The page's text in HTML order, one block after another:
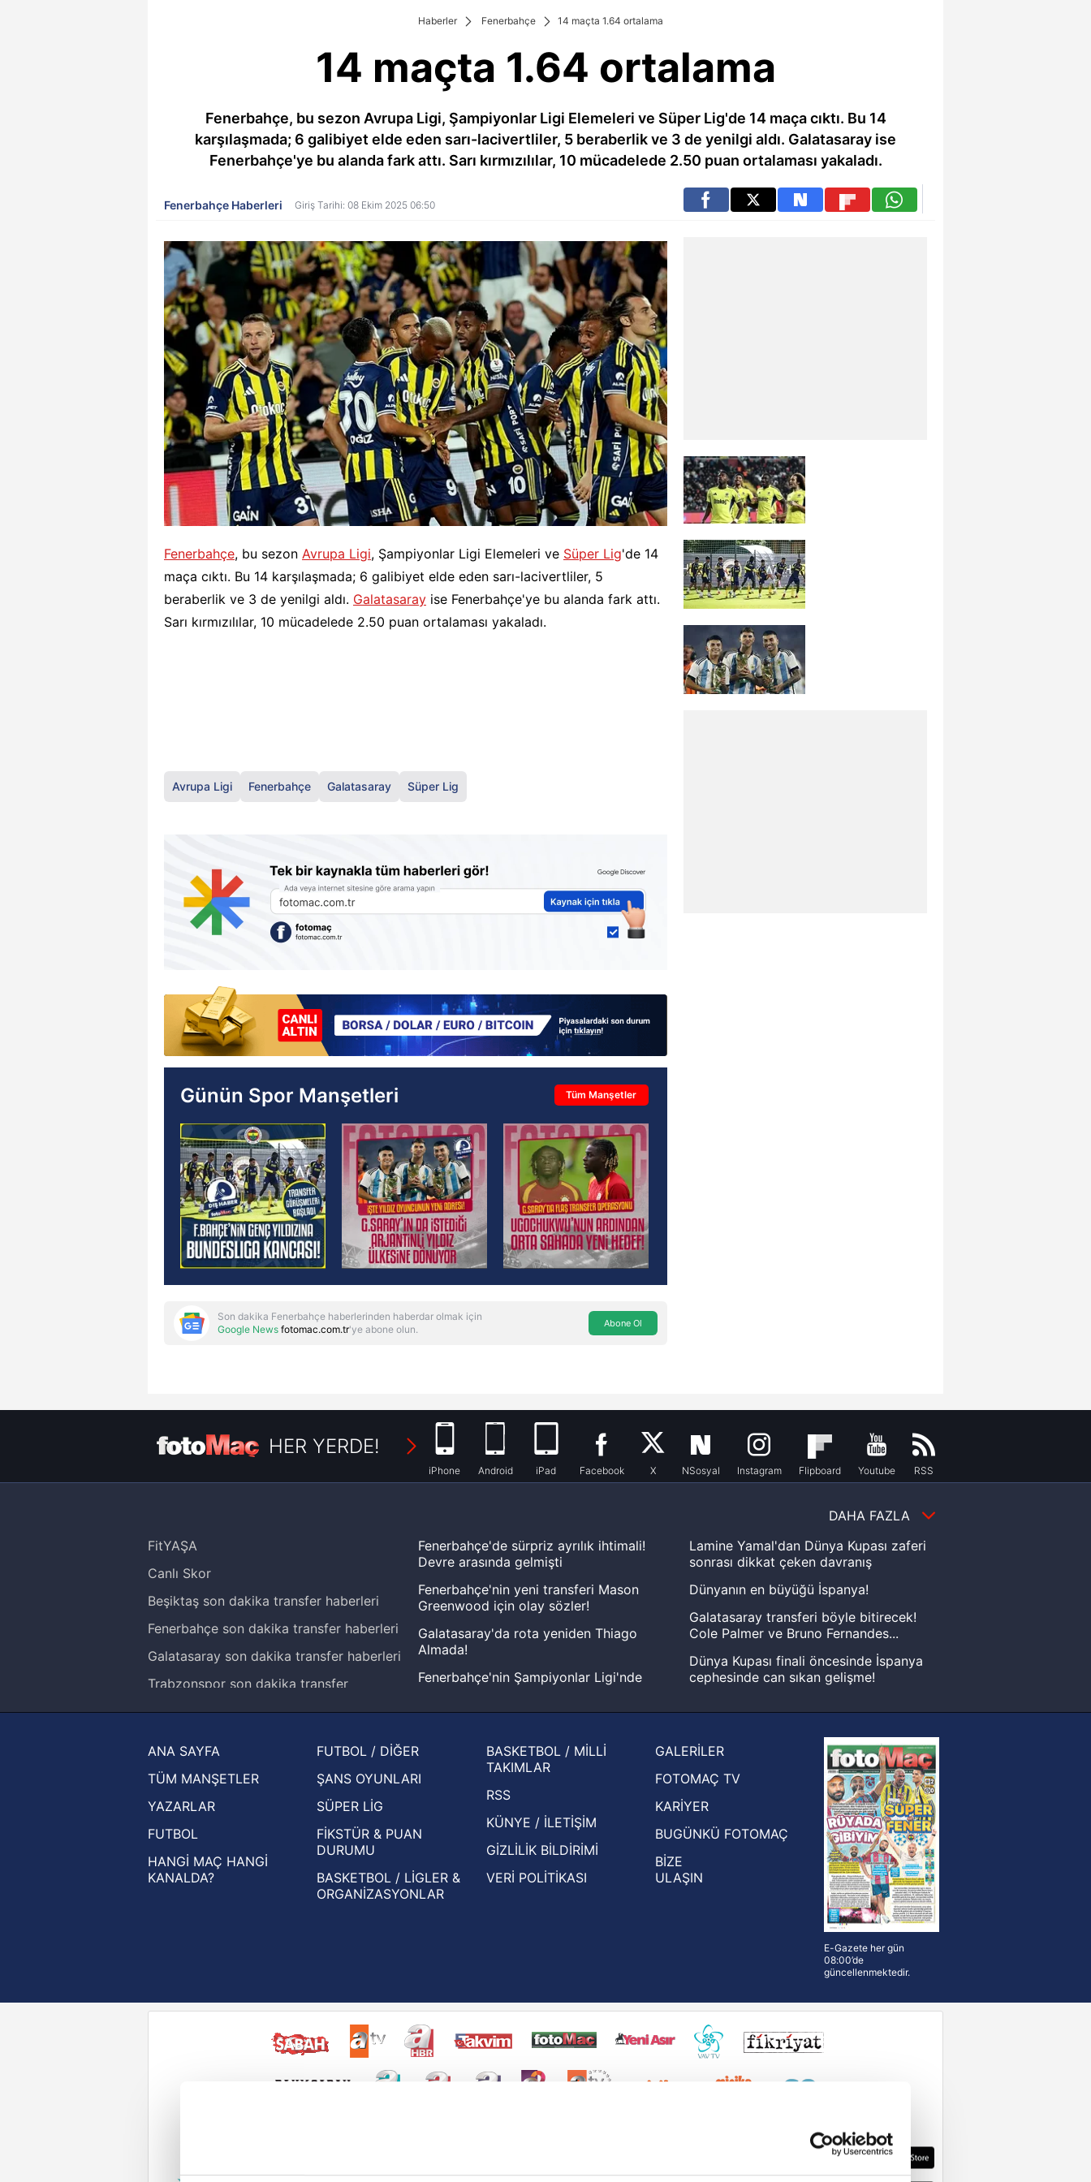
Reddet
Haberler Fenerbahçe 14 maçta 1.64 ortalama
14 maçta 1.64 ortalama
Fenerbahçe, bu sezon Avrupa Ligi, Şampiyonlar Ligi Elemeleri ve Süper Lig'de 14 maça cıktı. Bu 14
karşılaşmada; 6 galibiyet elde eden sarı-lacivertliler, 5 beraberlik ve 3 de yenilgi aldı. Galatasaray ise
Fenerbahçe'ye bu alanda fark attı. Sarı kırmızılılar, 10 mücadelede 2.50 puan ortalaması yakaladı.
Fenerbahçe Haberleri Giriş Tarihi: 08 Ekim 2025 06:50
Fenerbahçe, bu sezon Avrupa Ligi, Şampiyonlar Ligi Elemeleri ve Süper Lig'de 14
maça cıktı. Bu 14 karşılaşmada; 6 galibiyet elde eden sarı-lacivertliler, 5
beraberlik ve 3 de yenilgi aldı. Galatasaray ise Fenerbahçe'ye bu alanda fark attı.
Sarı kırmızılılar, 10 mücadelede 2.50 puan ortalaması yakaladı.
Avrupa Ligi Fenerbahçe Galatasaray Süper Lig
Günün Spor Manşetleri Tüm Manşetler
Son dakika Fenerbahçe haberlerinden haberdar olmak için
Google News fotomac.com.tr'ye abone olun. Abone Ol
HER YERDE!
iPhone Android iPad Facebook X NSosyal Instagram Flipboard Youtube RSS
DAHA FAZLA
FitYAŞA
Canlı Skor
Beşiktaş son dakika transfer haberleri
Fenerbahçe son dakika transfer haberleri
Galatasaray son dakika transfer haberleri
Trabzonspor son dakika transfer
Ziraat Türkiye Kupası haberleri
UEFA Şampiyonlar Ligi haberleri
UEFA Avrupa Ligi haberleri
UEFA Konferans Ligi haberleri
Fenerbahçe'de sürpriz ayrılık ihtimali!
Devre arasında gelmişti
Fenerbahçe'nin yeni transferi Mason
Greenwood için olay sözler!
Galatasaray'da rota yeniden Thiago
Almada!
Fenerbahçe'nin Şampiyonlar Ligi'nde
Zabrze'yi elerlerse...
basından gündem olan manşetler!
Beşiktaş'ın UEFA Avrupa Ligi'nde 3. Ön
Eleme Turu muhtemel rakipleri belli oldu!
Lamine Yamal'dan Dünya Kupası zaferi
sonrası dikkat çeken davranış
Dünyanın en büyüğü İspanya!
Galatasaray transferi böyle bitirecek!
Cole Palmer ve Bruno Fernandes...
Dünya Kupası finali öncesinde İspanya
cephesinde can sıkan gelişme!
Hernan Crespo, Meksika Ligi
ekiplerinden Atlas'ın yeni teknik direktörü
oldu
ANA SAYFA
TÜM MANŞETLER
YAZARLAR
FUTBOL
HANGİ MAÇ HANGİ
KANALDA?
FUTBOL / DİĞER
ŞANS OYUNLARI
SÜPER LİG
FİKSTÜR & PUAN
DURUMU
BASKETBOL / LİGLER &
ORGANİZASYONLAR
BASKETBOL / MİLLİ
TAKIMLAR
RSS
KÜNYE / İLETİŞİM
GİZLİLİK BİLDİRİMİ
VERİ POLİTİKASI
GALERİLER
FOTOMAÇ TV
KARİYER
BUGÜNKÜ FOTOMAÇ
BİZE
ULAŞIN
E-Gazete her gün
08:00’de
güncellenmektedir.